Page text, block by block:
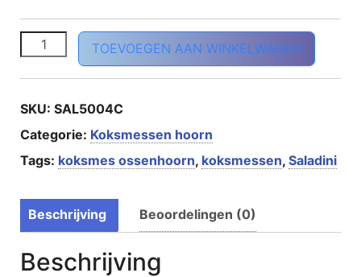
Classic koksmes 20cm ossenhoorn aantal
TOEVOEGEN AAN WINKELWAGEN
SKU: SAL5004C
Categorie: Koksmessen hoorn
Tags: koksmes ossenhoorn, koksmessen, Saladini
Beschrijving Beoordelingen (0)
Beschrijving